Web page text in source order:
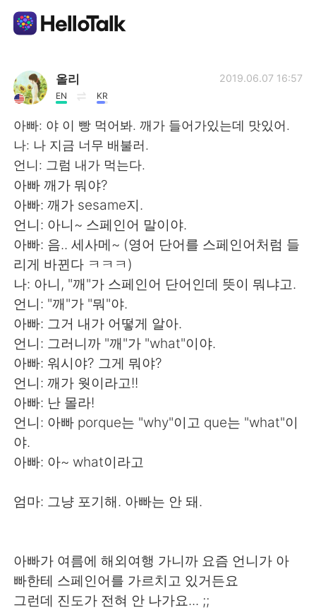
Aplikasi Pertukaran Bahasa
AI Grammar Checker
Indonesia
English 简体中文
繁體中文 Español
العربية Français
Deutsch 日本語
한국어 Русский
ไทย Italiano
Türkçe Tiếng Việt
Português
올리
EN KR
2019.06.07 16:57
아빠: 야 이 빵 먹어봐. 깨가 들어가있는데 맛있어.
나: 나 지금 너무 배불러.
언니: 그럼 내가 먹는다.
아빠 깨가 뭐야?
아빠: 깨가 sesame지.
언니: 아니~ 스페인어 말이야.
아빠: 음.. 세사메~ (영어 단어를 스페인어처럼 들
리게 바뀐다 ㅋㅋㅋ)
나: 아니, "깨"가 스페인어 단어인데 뜻이 뭐냐고.
언니: "깨"가 "뭐"야.
아빠: 그거 내가 어떻게 알아.
언니: 그러니까 "깨"가 "what"이야.
아빠: 워시야? 그게 뭐야?
언니: 깨가 웟이라고!!
아빠: 난 몰라!
언니: 아빠 porque는 "why"이고 que는 "what"이
야.
아빠: 아~ what이라고
엄마: 그냥 포기해. 아빠는 안 돼.
아빠가 여름에 해외여행 가니까 요즘 언니가 아
빠한테 스페인어를 가르치고 있거든요
그런데 진도가 전혀 안 나가요... ;;